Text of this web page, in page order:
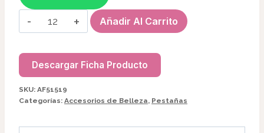
PESTAÑAS
POSTIZAS
AF51519
cantidad
Añadir Al Carrito
Descargar Ficha Producto
SKU: AF51519
Categorías: Accesorios de Belleza, Pestañas